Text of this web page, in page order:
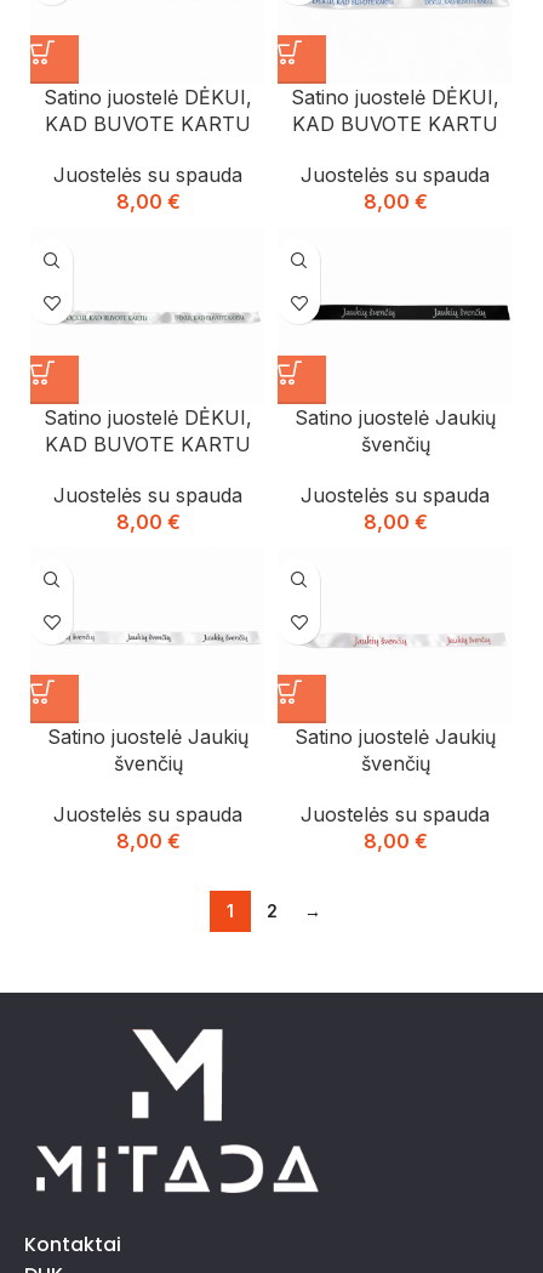
Satino juostelė DĖKUI,
KAD BUVOTE KARTU
Juostelės su spauda
8,00 €
Satino juostelė DĖKUI,
KAD BUVOTE KARTU
Juostelės su spauda
8,00 €
Satino juostelė DĖKUI,
KAD BUVOTE KARTU
Juostelės su spauda
8,00 €
Satino juostelė Jaukių
švenčių
Juostelės su spauda
8,00 €
Satino juostelė Jaukių
švenčių
Juostelės su spauda
8,00 €
Satino juostelė Jaukių
švenčių
Juostelės su spauda
8,00 €
1 2 →
Kontaktai